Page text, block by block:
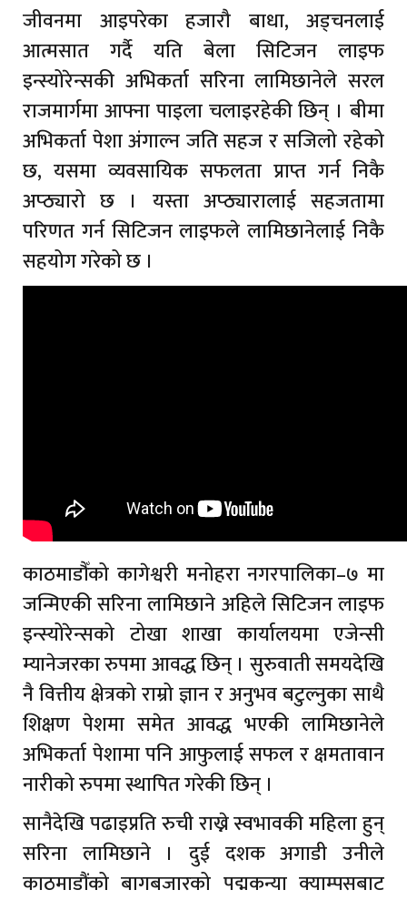
जीवनमा आइपरेका हजारौ बाधा, अड्चनलाई
आत्मसात गर्दै यति बेला सिटिजन लाइफ
इन्स्योरेन्सकी अभिकर्ता सरिना लामिछानेले सरल
राजमार्गमा आफ्ना पाइला चलाइरहेकी छिन् । बीमा
अभिकर्ता पेशा अंगाल्न जति सहज र सजिलो रहेको
छ, यसमा व्यवसायिक सफलता प्राप्त गर्न निकै
अप्ठ्यारो छ । यस्ता अप्ठ्यारालाई सहजतामा
परिणत गर्न सिटिजन लाइफले लामिछानेलाई निकै
सहयोग गरेको छ ।
काठमाडौँको कागेश्वरी मनोहरा नगरपालिका–७ मा
जन्मिएकी सरिना लामिछाने अहिले सिटिजन लाइफ
इन्स्योरेन्सको टोखा शाखा कार्यालयमा एजेन्सी
म्यानेजरका रुपमा आवद्ध छिन् । सुरुवाती समयदेखि
नै वित्तीय क्षेत्रको राम्रो ज्ञान र अनुभव बटुल्नुका साथै
शिक्षण पेशमा समेत आवद्ध भएकी लामिछानेले
अभिकर्ता पेशामा पनि आफुलाई सफल र क्षमतावान
नारीको रुपमा स्थापित गरेकी छिन् ।
सानैदेखि पढाइप्रति रुची राख्ने स्वभावकी महिला हुन्
सरिना लामिछाने । दुई दशक अगाडी उनीले
काठमाडौंको बागबजारको पद्मकन्या क्याम्पसबाट